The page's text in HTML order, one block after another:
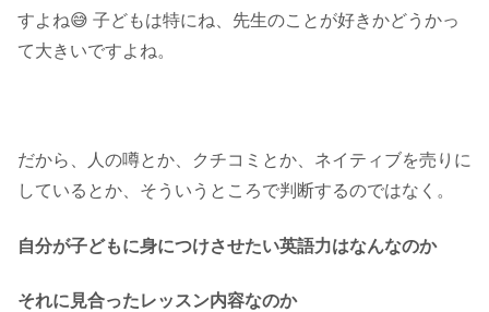
すよね😅 子どもは特にね、先生のことが好きかどうかっ
て大きいですよね。
だから、人の噂とか、クチコミとか、ネイティブを売りに
しているとか、そういうところで判断するのではなく。
自分が子どもに身につけさせたい英語力はなんなのか
それに見合ったレッスン内容なのか